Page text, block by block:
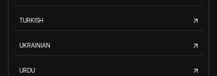
TURKISH
UKRAINIAN
URDU